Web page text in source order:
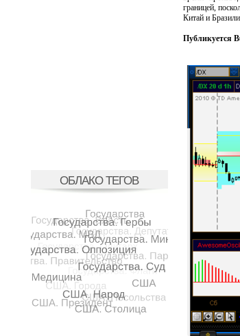
ОБЛАКО ТЕГОВ
границей,
Китай и
Публикуется